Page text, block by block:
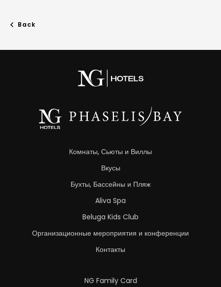
Back
Комнаты, Сьюты и Виллы
Вкусы
Бухты, Бассейны и Пляж
Aliva Spa
Beluga Kids Club
Организационные мероприятия и конференции
Контакты
NG Family Card